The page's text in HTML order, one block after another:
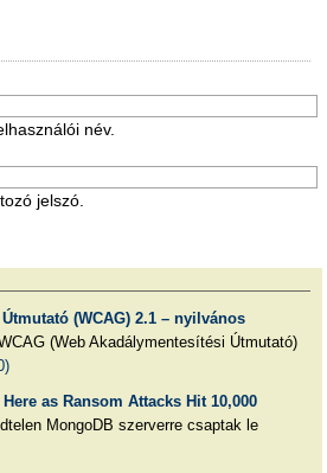
név.
jelszó.
(WCAG) 2.1 – nyilvános
(Web Akadálymentesítési Útmutató)
as Ransom Attacks Hit 10,000
MongoDB szerverre csaptak le